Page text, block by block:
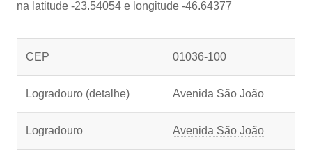
na latitude -23.54054 e longitude -46.64377
CEP 01036-100
Logradouro (detalhe) Avenida São João
Logradouro Avenida São João